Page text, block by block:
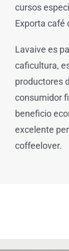
cursos
Exporta café
Lavaive es
caficultura,
productores
consumidor
beneficio
excelente
coffeelover.